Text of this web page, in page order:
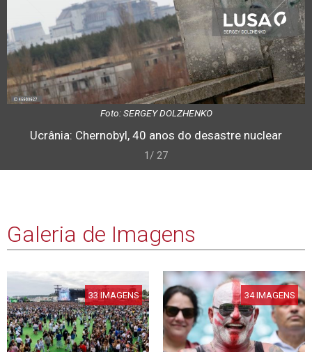
Foto: SERGEY DOLZHENKO
Ucrânia: Chernobyl, 40 anos do desastre nuclear
1/ 27
Galeria de Imagens
33 IMAGENS 34 IMAGENS